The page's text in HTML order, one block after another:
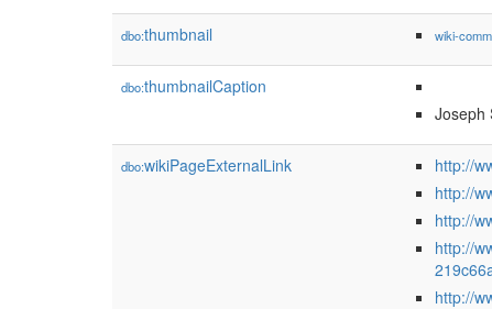
dbo:thumbnail wiki-
dbo:thumbnailCaption
Joseph
dbo:wikiPageExternalLink
http://
http://
http://
http://
http://